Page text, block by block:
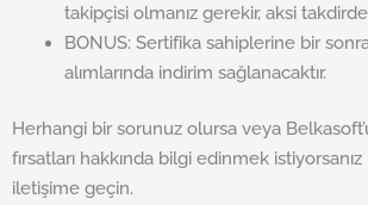
takipçisi olmanız gerekir, aksi
BONUS: Sertifika sahiplerine bir
alımlarında indirim sağlanacaktır.
Herhangi bir sorunuz olursa veya
fırsatları hakkında bilgi edinmek
iletişime geçin.